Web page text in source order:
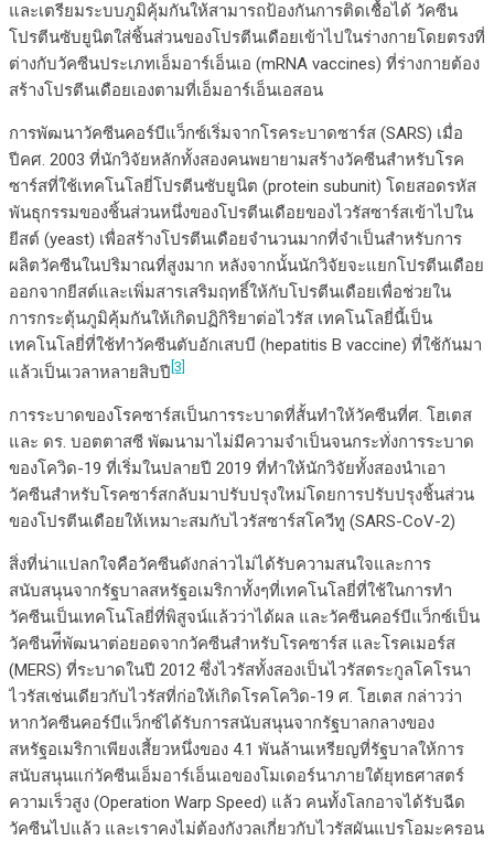
และเตรียมระบบภูมิคุ้มกันให้สามารถป้องกันการติดเชื้อได้ วัคซีน
โปรตีนซับยูนิตใส่ชิ้นส่วนของโปรตีนเดือยเข้าไปในร่างกายโดยตรงที่
ต่างกับวัคซีนประเภทเอ็มอาร์เอ็นเอ (mRNA vaccines) ที่ร่างกายต้อง
สร้างโปรตีนเดือยเองตามที่เอ็มอาร์เอ็นเอสอน
การพัฒนาวัคซีนคอร์บีแว็กซ์เริ่มจากโรคระบาดซาร์ส (SARS) เมื่อ
ปีคศ. 2003 ที่นักวิจัยหลักทั้งสองคนพยายามสร้างวัคซีนสำหรับโรค
ซาร์สที่ใช้เทคโนโลยี่โปรตีนซับยูนิต (protein subunit) โดยสอดรหัส
พันธุกรรมของชิ้นส่วนหนึ่งของโปรตีนเดือยของไวรัสซาร์สเข้าไปใน
ยีสต์ (yeast) เพื่อสร้างโปรตีนเดือยจำนวนมากที่จำเป็นสำหรับการ
ผลิตวัคซีนในปริมาณที่สูงมาก หลังจากนั้นนักวิจัยจะแยกโปรตีนเดือย
ออกจากยีสต์และเพิ่มสารเสริมฤทธิ์ให้กับโปรตีนเดือยเพื่อช่วยใน
การกระตุ้นภูมิคุ้มกันให้เกิดปฏิกิริยาต่อไวรัส เทคโนโลยี่นี้เป็น
เทคโนโลยี่ที่ใช้ทำวัคซีนตับอักเสบบี (hepatitis B vaccine) ที่ใช้กันมา
แล้วเป็นเวลาหลายสิบปี [3]
การระบาดของโรคซาร์สเป็นการระบาดที่สั้นทำให้วัคซีนที่ศ. โฮเตส
และ ดร. บอตตาสซี พัฒนามาไม่มีความจำเป็นจนกระทั่งการระบาด
ของโควิด-19 ที่เริ่มในปลายปี 2019 ที่ทำให้นักวิจัยทั้งสองนำเอา
วัคซีนสำหรับโรคซาร์สกลับมาปรับปรุงใหม่โดยการปรับปรุงชิ้นส่วน
ของโปรตีนเดือยให้เหมาะสมกับไวรัสซาร์สโควีทู (SARS-CoV-2)
สิ่งที่น่าแปลกใจคือวัคซีนดังกล่าวไม่ได้รับความสนใจและการ
สนับสนุนจากรัฐบาลสหรัฐอเมริกาทั้งๆที่เทคโนโลยี่ที่ใช้ในการทำ
วัคซีนเป็นเทคโนโลยี่ที่พิสูจน์แล้วว่าได้ผล และวัคซีนคอร์บีแว็กซ์เป็น
วัคซีนท่ีพัฒนาต่อยอดจากวัคซีนสำหรับโรคซาร์ส และโรคเมอร์ส
(MERS) ที่ระบาดในปี 2012 ซึ่งไวรัสทั้งสองเป็นไวรัสตระกูลโคโรนา
ไวรัสเช่นเดียวกับไวรัสที่ก่อให้เกิดโรคโควิด-19 ศ. โฮเตส กล่าวว่า
หากวัคซีนคอร์บีแว็กซ์ได้รับการสนับสนุนจากรัฐบาลกลางของ
สหรัฐอเมริกาเพียงเสี้ยวหนึ่งของ 4.1 พันล้านเหรียญที่รัฐบาลให้การ
สนับสนุนแก่วัคซีนเอ็มอาร์เอ็นเอของโมเดอร์นาภายใต้ยุทธศาสตร์
ความเร็วสูง (Operation Warp Speed) แล้ว คนทั้งโลกอาจได้รับฉีด
วัคซีนไปแล้ว และเราคงไม่ต้องกังวลเกี่ยวกับไวรัสผันแปรโอมะครอน